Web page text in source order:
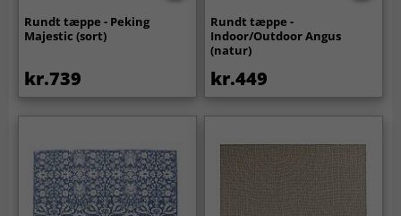
Rundt tæppe - Peking
Majestic (sort)
kr.739
Rundt tæppe -
Indoor/Outdoor Angus
(natur)
kr.449